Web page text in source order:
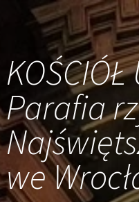
KOŚCIÓŁ
Parafia
we